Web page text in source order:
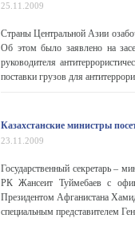
25.11.2009
Страны Центральной Азии
Об этом было заявлено на
руководителя
поставки грузов для
Казахстанские министры
23.11.2009
Государственный секретарь –
РК Жансеит Туймебаев с
Президентом Афганистана
специальным представителем